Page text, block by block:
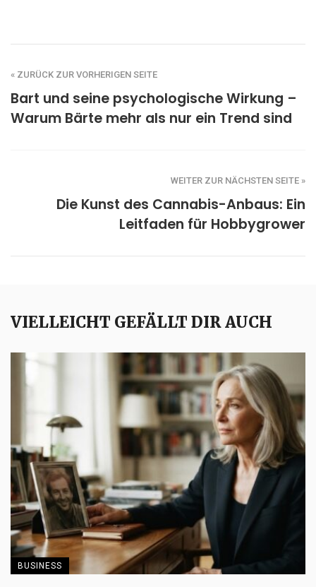
« ZURÜCK ZUR VORHERIGEN SEITE
Bart und seine psychologische Wirkung –
Warum Bärte mehr als nur ein Trend sind
WEITER ZUR NÄCHSTEN SEITE »
Die Kunst des Cannabis-Anbaus: Ein
Leitfaden für Hobbygrower
VIELLEICHT GEFÄLLT DIR AUCH
BUSINESS